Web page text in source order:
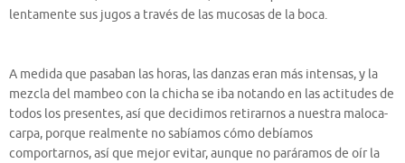
lentamente sus jugos a través de las mucosas de la boca.
A medida que pasaban las horas, las danzas eran más intensas, y la
mezcla del mambeo con la chicha se iba notando en las actitudes de
todos los presentes, así que decidimos retirarnos a nuestra maloca-
carpa, porque realmente no sabíamos cómo debíamos
comportarnos, así que mejor evitar, aunque no paráramos de oír la